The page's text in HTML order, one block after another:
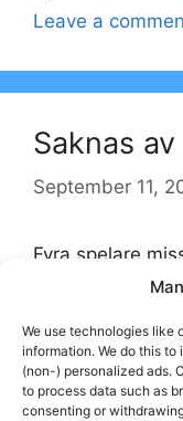
We use technologies like
information. We do this
(non-) personalized ads.
to process data such as
consenting or
Leave a
Saknas
September 11,
Fyra spelare
allehanda.se,
Tags
Björklöven
Leave a